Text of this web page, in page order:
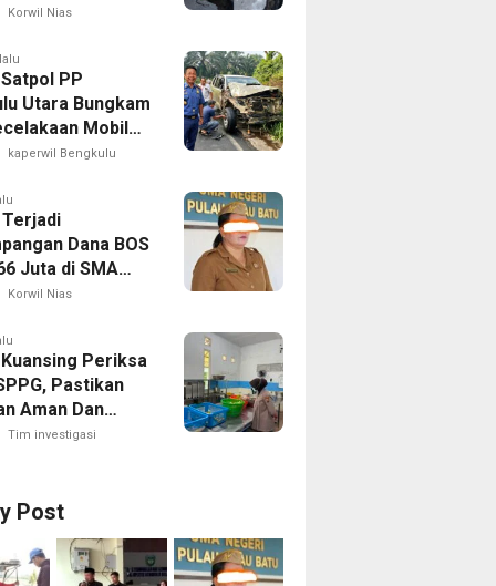
Nias Selatan
Korwil Nias
PP
Utara Bungkam
Mobil
Dikemudikan
kaperwil Bengkulu
Terjadi
Dana BOS
Juta di SMA
Pulau-Pulau
Besar
LSM
Siapkan
ke Kejaksaan
Korwil Nias
Periksa
Pastikan
Aman Dan
Tim investigasi
Post